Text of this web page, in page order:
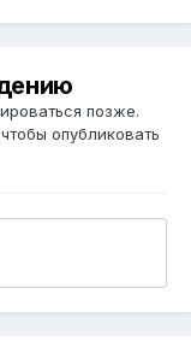
позже.
опубликовать